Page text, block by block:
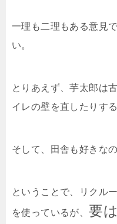
一理も二理もある意見
い。
とりあえず、芋太郎は
イレの壁を直したりす
そして、田舎も好きなの
ということで、リクル
を使っているが、要